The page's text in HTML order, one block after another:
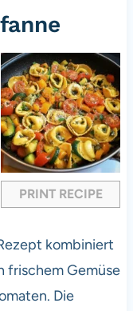
PRINT RECIPE
kombiniert
frischem Gemüse
Die